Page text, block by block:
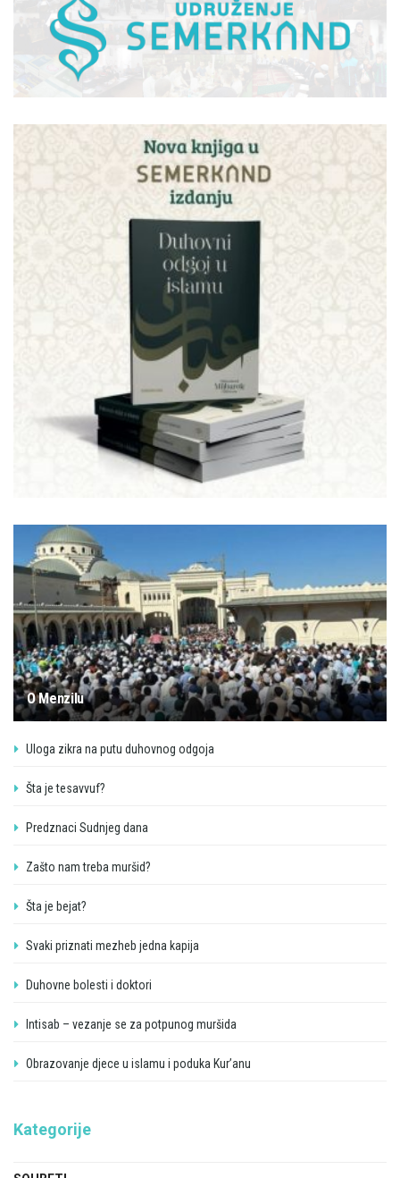
O Menzilu
Uloga zikra na putu duhovnog odgoja
Šta je tesavvuf?
Predznaci Sudnjeg dana
Zašto nam treba muršid?
Šta je bejat?
Svaki priznati mezheb jedna kapija
Duhovne bolesti i doktori
Intisab – vezanje se za potpunog muršida
Obrazovanje djece u islamu i poduka Kur’anu
Kategorije